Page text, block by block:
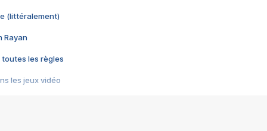
(littéralement)
Rayan
toutes les règles
les jeux vidéo